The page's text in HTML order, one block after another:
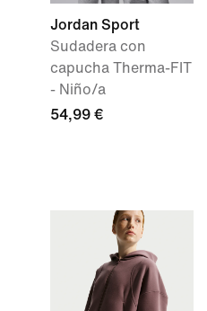
Jordan Sport
Sudadera con
capucha Therma-FIT
- Niño/a
54,99 €